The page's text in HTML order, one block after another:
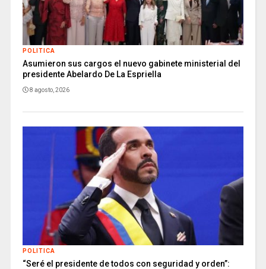
POLITICA
Asumieron sus cargos el nuevo gabinete ministerial del
presidente Abelardo De La Espriella
8 agosto, 2026
POLITICA
“Seré el presidente de todos con seguridad y orden”: